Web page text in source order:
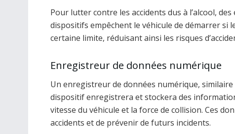
Pour lutter contre les accidents dus à l’alcool,
dispositifs empêchent le véhicule de démarrer si
certaine limite, réduisant ainsi les risques
Enregistreur de données numérique
Un enregistreur de données numérique,
dispositif enregistrera et stockera des
vitesse du véhicule et la force de collision. Ces
accidents et de prévenir de futurs incidents.